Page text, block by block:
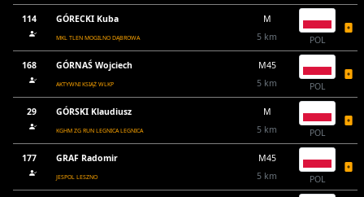
114 GÓRECKI Kuba
MKL TLEN MOGILNO DĄBROWA
M
5 km
POL
168 GÓRNAŚ Wojciech
AKTYWNI KSIĄŻ WLKP
M45
5 km
POL
29 GÓRSKI Klaudiusz
KGHM ZG RUN LEGNICA LEGNICA
M
5 km
POL
177 GRAF Radomir
JESPOL LESZNO
M45
5 km
POL